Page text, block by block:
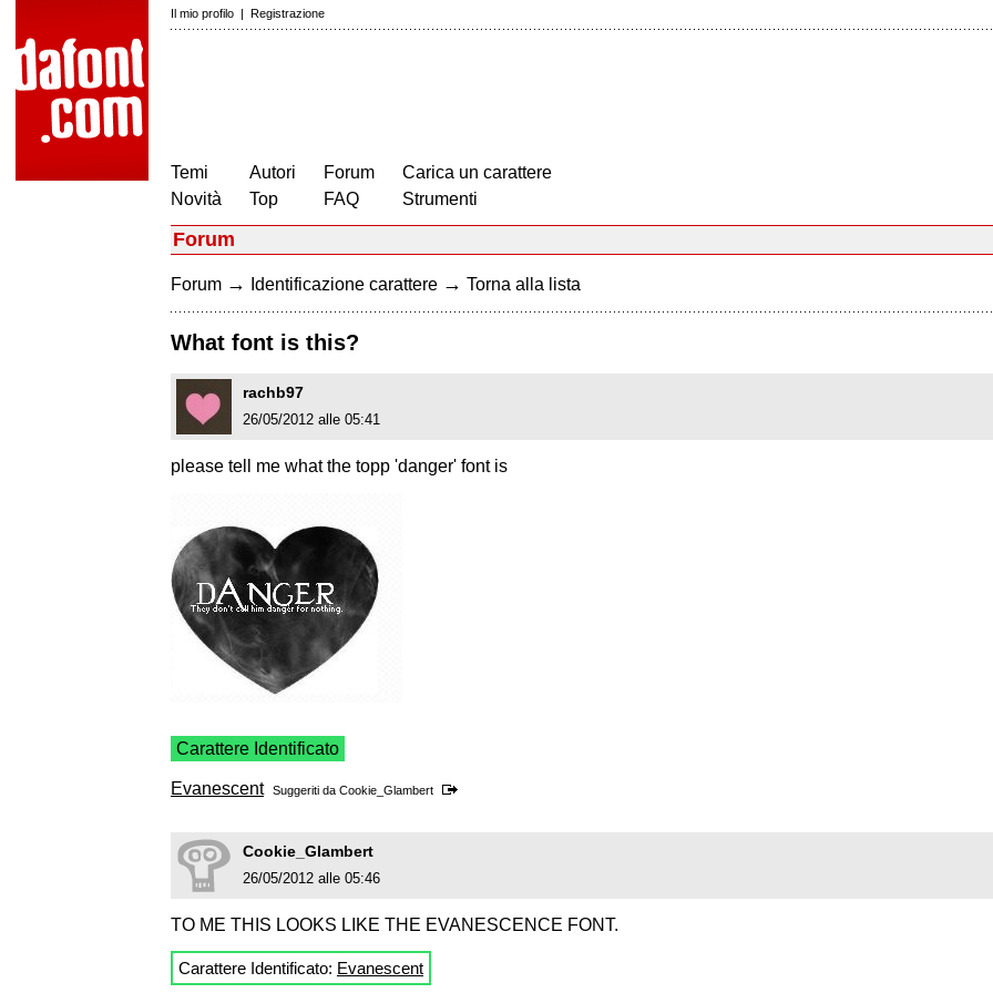
Il mio profilo | Registrazione
Temi
Novità
Autori
Top
Forum
FAQ
Carica un carattere
Strumenti
Forum
Forum → Identificazione carattere → Torna alla lista
What font is this?
rachb97
26/05/2012 alle 05:41
please tell me what the topp 'danger' font is
Carattere Identificato
Evanescent Suggeriti da Cookie_Glambert
Cookie_Glambert
26/05/2012 alle 05:46
TO ME THIS LOOKS LIKE THE EVANESCENCE FONT.
Carattere Identificato: Evanescent